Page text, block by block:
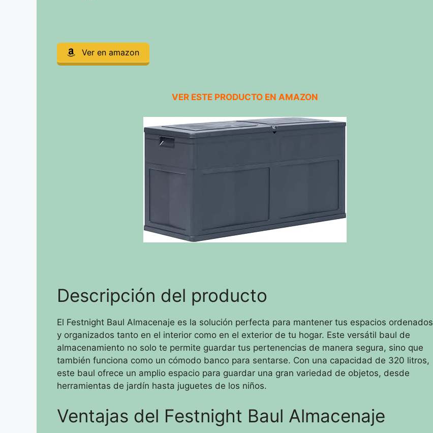
Ver en amazon
VER ESTE PRODUCTO EN AMAZON
Descripción del producto
El Festnight Baul Almacenaje es la solución perfecta para mantener tus espacios ordenados
y organizados tanto en el interior como en el exterior de tu hogar. Este versátil baul de
almacenamiento no solo te permite guardar tus pertenencias de manera segura, sino que
también funciona como un cómodo banco para sentarse. Con una capacidad de 320 litros,
este baul ofrece un amplio espacio para guardar una gran variedad de objetos, desde
herramientas de jardín hasta juguetes de los niños.
Ventajas del Festnight Baul Almacenaje